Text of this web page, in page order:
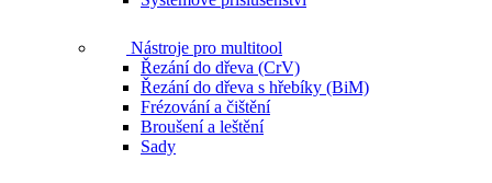
Nástroje pro multitool
Řezání do dřeva (CrV)
Řezání do dřeva s hřebíky (BiM)
Frézování a čištění
Broušení a leštění
Sady